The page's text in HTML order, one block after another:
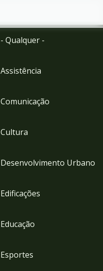
- Qualquer -
Assistência
Comunicação
Cultura
Desenvolvimento Urbano
Edificações
Educação
Esportes